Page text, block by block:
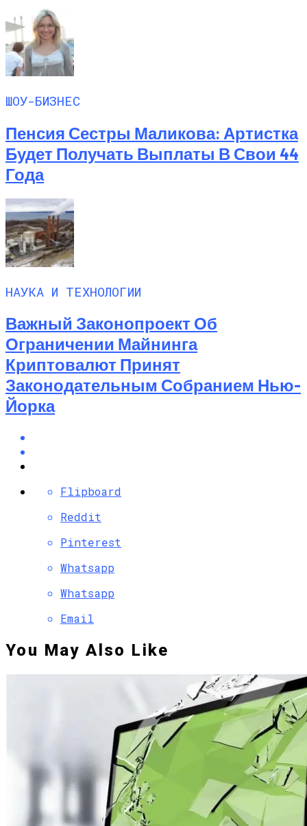
ШОУ-БИЗНЕС
Пенсия Сестры Маликова: Артистка
Будет Получать Выплаты В Свои 44
Года
НАУКА И ТЕХНОЛОГИИ
Важный Законопроект Об
Ограничении Майнинга
Криптовалют Принят
Законодательным Собранием Нью-
Йорка
Flipboard
Reddit
Pinterest
Whatsapp
Whatsapp
Email
You May Also Like